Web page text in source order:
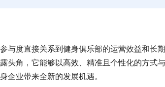
度直接关系到健身俱乐部的运营效益和长期
头角，它能够以高效、精准且个性化的方式
企业带来全新的发展机遇。